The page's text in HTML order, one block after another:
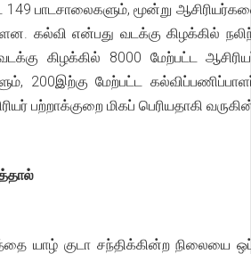
பாடசாலைகளும், மூன்று
கல்வி என்பது வடக்கு கிழக்கில்
கிழக்கில் 8000 மேற்பட்ட
200இற்கு மேற்பட்ட
பற்றாக்குறை மிகப் பெரியதாகி
யாழ் குடா சந்திக்கின்ற நிலையை